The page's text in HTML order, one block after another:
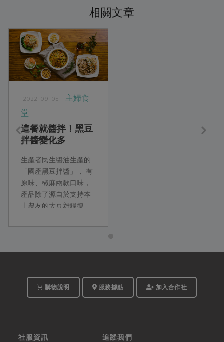
相關文章
2022-09-05
主婦食
堂
這餐就醬拌！黑豆
拌醬變化多
生產者民生醬油生產的
「國產黑豆拌醬」， 有
原味、椒麻兩款口味，
產品除了源自於支持本
土農友的大豆雜糧復
用，將釀製醬油後的熟
醬，成為餐桌上可沾餅
對值得入手一罐。
購物說明 服務據點 加入合作社
社服資訊 追蹤我們